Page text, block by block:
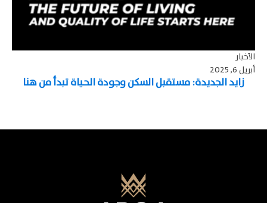
الأخبار
أبريل 6, 2025
زايد الجديدة: مستقبل السكن وجودة الحياة تبدأ من هنا